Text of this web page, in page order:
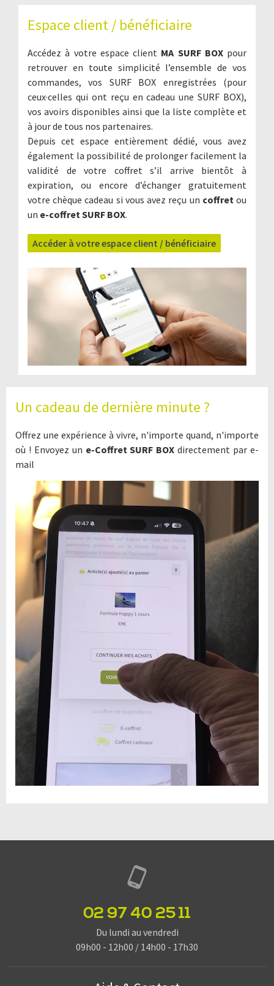
Espace client / bénéficiaire
Accédez à votre espace client MA SURF BOXpour
retrouver en toute simplicité l’ensemble de vos
commandes, vos SURF BOX enregistrées (pour
ceux·celles qui ont reçu en cadeau une SURF BOX),
vos avoirs disponibles ainsi que la liste complète et
à jour de tous nos partenaires.
Depuis cet espace entièrement dédié, vous avez
également la possibilité de prolonger facilement la
validité de votre coffret s’il arrive bientôt à
expiration, ou encore d’échanger gratuitement
votre chèque cadeau si vous avez reçu un coffret ou
un e-coffret SURF BOX.
Accéder à votre espace client / bénéficiaire
Un cadeau de dernière minute ?
Offrez une expérience à vivre, n'importe quand, n'importe
où ! Envoyez un e-Coffret SURF BOX directement par e-
mail
02 97 40 25 11
Du lundi au vendredi
09h00 - 12h00 / 14h00 - 17h30